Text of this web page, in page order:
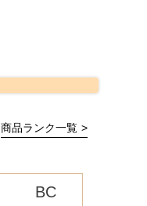
商品ランク一覧
BC